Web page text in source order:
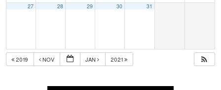
27 28 29 30 31
2019 NOV JAN 2021